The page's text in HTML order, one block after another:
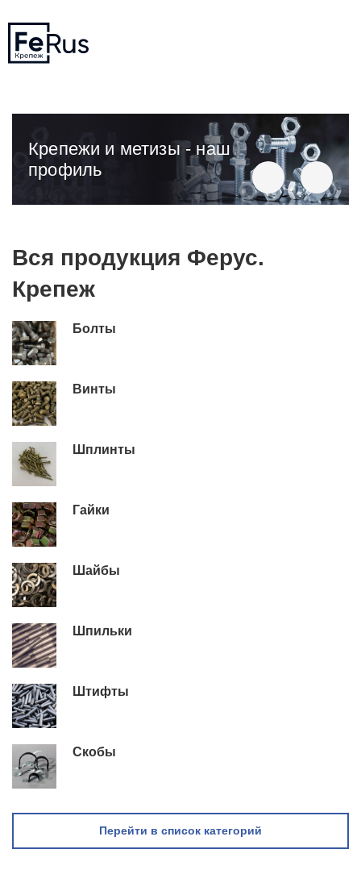
Крепежи и метизы - наш
профиль
Вся продукция Ферус.
Крепеж
Болты
Винты
Шплинты
Гайки
Шайбы
Шпильки
Штифты
Скобы
Перейти в список категорий